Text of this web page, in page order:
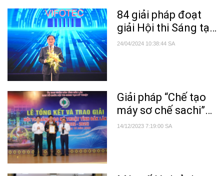
84 giải pháp đoạt
giải Hội thi Sáng tạo
kỹ thuật toàn quốc
24/04/2024 10:38:44 SA
Giải pháp “Chế tạo
máy sơ chế sachi”
đạt giải Nhất Hội thi
14/12/2023 7:19:00 SA